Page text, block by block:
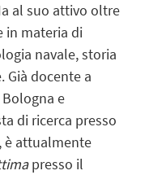
al suo attivo oltre
in materia di
navale, storia
Già docente a
e
di ricerca presso
è attualmente
presso il